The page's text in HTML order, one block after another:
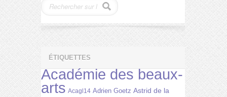
ÉTIQUETTES
Académie des beaux-
arts Acagl14 Adrien Goetz Astrid de la